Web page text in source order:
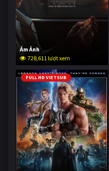
Ám Ảnh
728,611 lượt xem
FULL HD VIETSUB